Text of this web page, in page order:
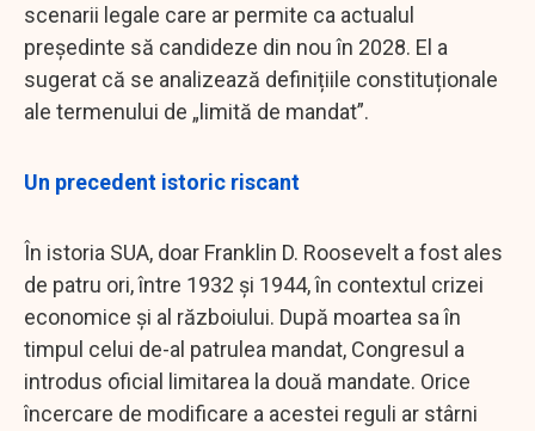
scenarii legale care ar permite ca actualul
președinte să candideze din nou în 2028. El a
sugerat că se analizează definițiile constituționale
ale termenului de „limită de mandat”.
Un precedent istoric riscant
În istoria SUA, doar Franklin D. Roosevelt a fost ales
de patru ori, între 1932 și 1944, în contextul crizei
economice și al războiului. După moartea sa în
timpul celui de-al patrulea mandat, Congresul a
introdus oficial limitarea la două mandate. Orice
încercare de modificare a acestei reguli ar stârni